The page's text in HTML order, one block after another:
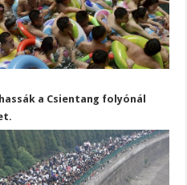
a Csientang folyónál